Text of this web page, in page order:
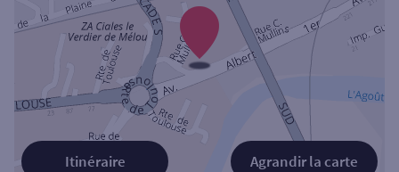
Agrandir la carte
Itinéraire